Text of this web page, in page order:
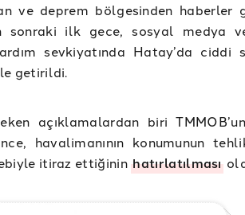
ve deprem bölgesinden haberler
sonraki ilk gece, sosyal medya
sevkiyatında Hatay’da ciddi
getirildi.
açıklamalardan biri
havalimanının konumunun
itiraz ettiğininhatırlatılması